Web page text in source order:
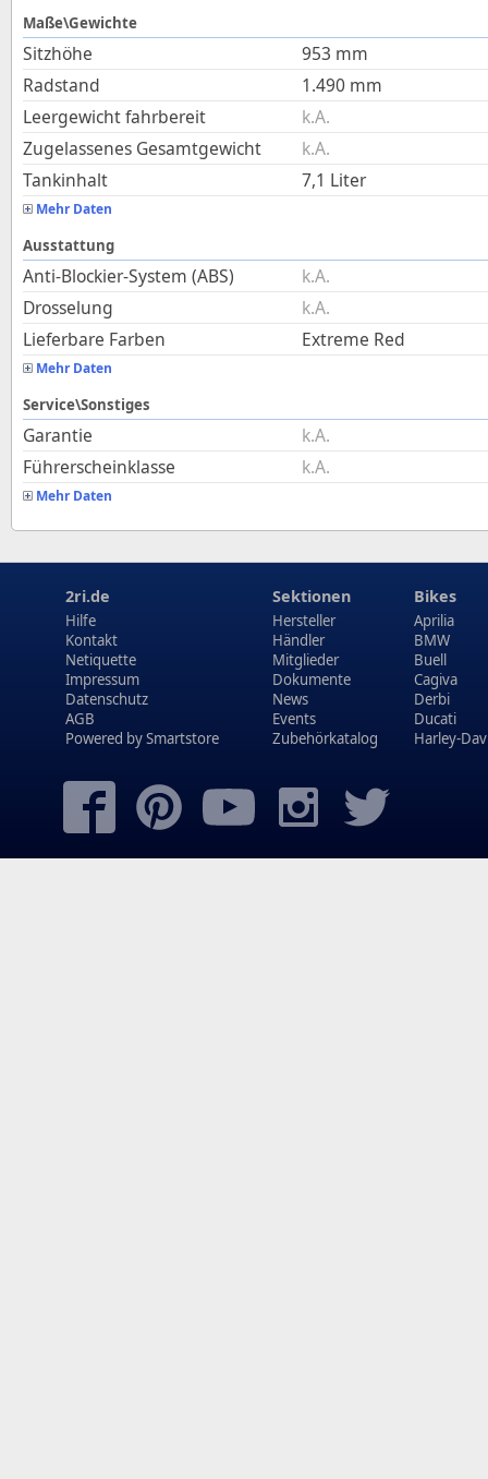
Maße\Gewichte
Sitzhöhe 953 mm
Radstand
1.490 mm
Leergewicht fahrbereit
k.A.
Zugelassenes Gesamtgewicht
k.A.
Tankinhalt
7,1 Liter
Mehr Daten
Ausstattung
Anti-Blockier-System (ABS)
k.A.
Drosselung
k.A.
Lieferbare Farben
Extreme Red
Mehr Daten
Service\Sonstiges
Garantie
k.A.
Führerscheinklasse
k.A.
Mehr Daten
2ri.de
Hilfe
Kontakt
Netiquette
Impressum
Datenschutz
AGB
Powered bySmartstore
Sektionen
Hersteller
Händler
Mitglieder
Dokumente
News
Events
Zubehörkatalog
Bikes
Aprilia
BMW
Buell
Cagiva
Derbi
Ducati
Harley-